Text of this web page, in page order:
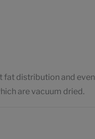
fat distribution and even
are vacuum dried.